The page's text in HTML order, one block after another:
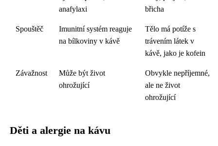
anafylaxi
břicha
Spouštěč
Imunitní systém reaguje
na bílkoviny v kávě
Tělo má potíže s
trávením látek v
kávě, jako je kofein
Závažnost
Může být život
ohrožující
Obvykle nepříjemné,
ale ne život
ohrožující
Děti a alergie na kávu